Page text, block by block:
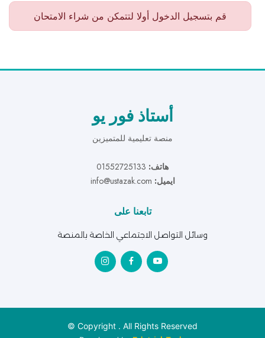
قم بتسجيل الدخول أولا لتتمكن من شراء الامتحان
أستاذ فور يو
منصة تعليمية للمتميزين
هاتف:
ايميل:
تابعنا على
وسائل التواصل الاجتماعي الخاصة بالمنصة
© Copyright . All Rights Reserved